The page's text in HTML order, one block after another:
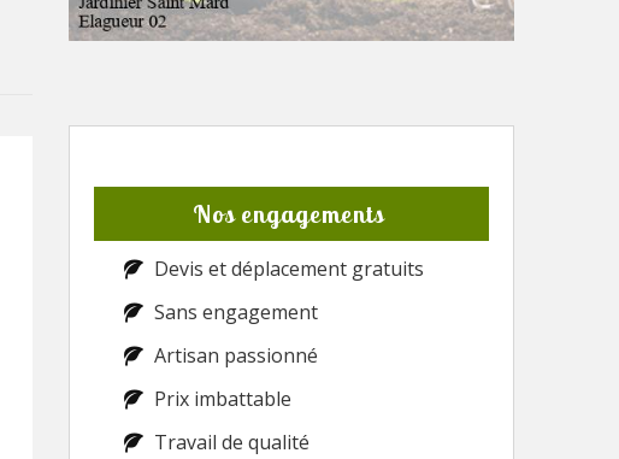
Nos engagements
Devis et déplacement gratuits
Sans engagement
Artisan passionné
Prix imbattable
Travail de qualité